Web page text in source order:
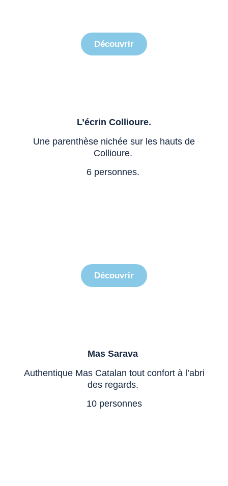
Découvrir
L’écrin Collioure.
Une parenthèse nichée sur les hauts de
Collioure.
6 personnes.
Découvrir
Mas Sarava
Authentique Mas Catalan tout confort à l’abri
des regards.
10 personnes